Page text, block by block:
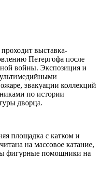
выставка-
Петергофа после
войны. Экспозиция и
эвакуации коллекций
по истории
дворца.
площадка с катком и
на массовое катание,
фигурные помощники на